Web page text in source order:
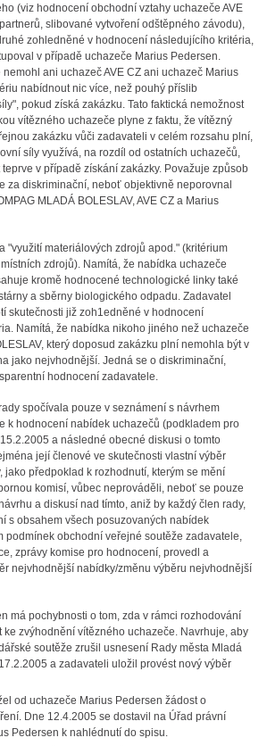
(viz hodnocení obchodní vztahy uchazeče AVE
slibované vytvoření odštěpného závodu),
zohledněné v hodnocení následujícího kritéria,
v případě uchazeče Marius Pedersen.
ani uchazeč AVE CZ ani uchazeč Marius
nabídnout nic více, než pouhý příslib
pokud získá zakázku. Tato faktická nemožnost
vítězného uchazeče plyne z faktu, že vítězný
zakázku vůči zadavateli v celém rozsahu plní,
síly využívá, na rozdíl od ostatních uchazečů,
teprve v případě získání zakázky. Považuje způsob
za diskriminační, neboť objektivně neporovnal
MLADÁ BOLESLAV, AVE CZ a Marius
"využití materiálových zdrojů apod." (kritérium
zdrojů). Namítá, že nabídka uchazeče
kromě hodnocené technologické linky také
a sběrny biologického odpadu. Zadavatel
skutečnosti již zoh1edněné v hodnocení
Namítá, že nabídka nikoho jiného než uchazeče
který doposud zakázku plní nemohla být v
jako nejvhodnější. Jedná se o diskriminační,
hodnocení zadavatele.
spočívala pouze v seznámení s návrhem
k hodnocení nabídek uchazečů (podkladem pro
a následné obecné diskusi o tomto
její členové ve skutečnosti vlastní výběr
jako předpoklad k rozhodnutí, kterým se mění
komisí, vůbec neprováděli, neboť se pouze
a diskusí nad tímto, aniž by každý člen rady,
s obsahem všech posuzovaných nabídek
podmínek obchodní veřejné soutěže zadavatele,
zprávy komise pro hodnocení, provedl a
nejvhodnější nabídky/změnu výběru nejvhodnější
má pochybnosti o tom, zda v rámci rozhodování
zvýhodnění vítězného uchazeče. Navrhuje, aby
soutěže zrušil usnesení Rady města Mladá
a zadavateli uložil provést nový výběr
od uchazeče Marius Pedersen žádost o
Dne 12.4.2005 se dostavil na Úřad právní
Pedersen k nahlédnutí do spisu.